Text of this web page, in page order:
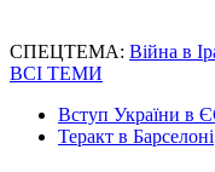
СПЕЦТЕМА: Війна в
ВСІ ТЕМИ
Вступ України в
Теракт в Барселоні